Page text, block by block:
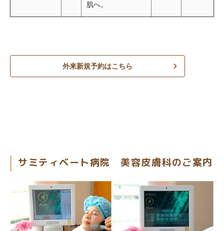
肌へ。
外来新規予約はこちら
サミティベート病院 美容皮膚科のご案内